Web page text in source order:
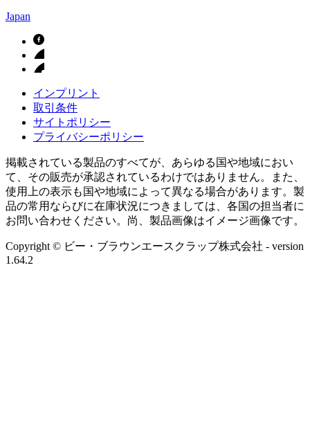
Japan
インプリント
取引条件
サイトポリシー
プライバシーポリシー
掲載されている製品のすべてが、あらゆる国や地域におい
て、その販売が承認されているわけではありません。また、
使用上の表示も国や地域によって異なる場合があります。製
品の常用ならびに在庫状況につきましては、各国の担当者に
お問い合わせください。尚、製品画像はイメージ画像です。
Copyright © ビー・ブラウンエースクラップ株式会社 - version
1.64.2